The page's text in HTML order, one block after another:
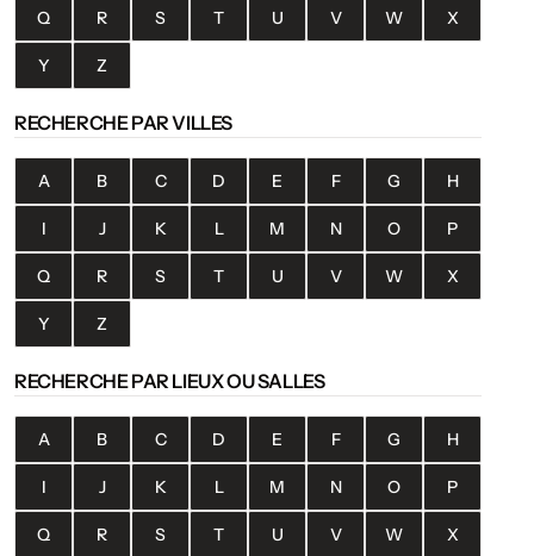
Q R S T U V W X
Y Z
RECHERCHE PAR VILLES
A B C D E F G H
I J K L M N O P
Q R S T U V W X
Y Z
RECHERCHE PAR LIEUX OU SALLES
A B C D E F G H
I J K L M N O P
Q R S T U V W X